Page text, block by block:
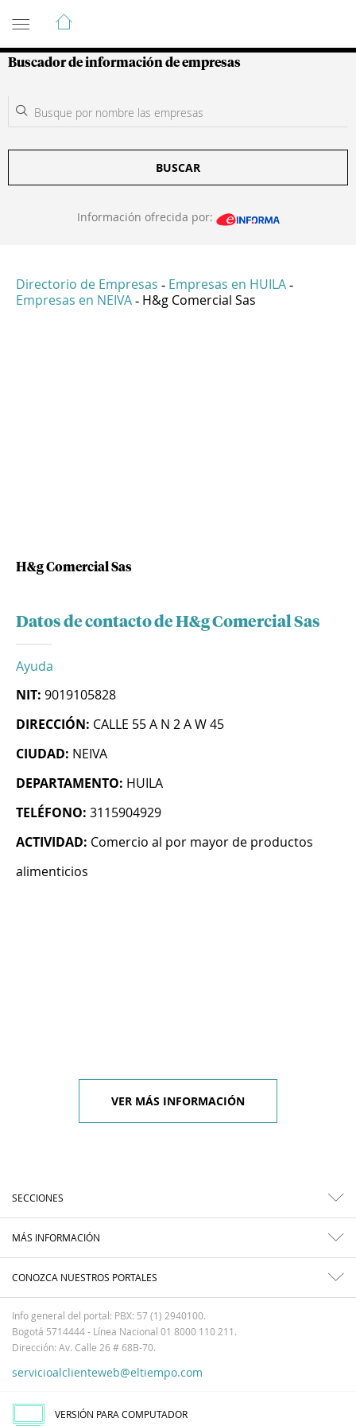
Guía de Empresas Colombianas
Buscador de información de empresas
BUSCAR
Información ofrecida por:
Directorio de Empresas - Empresas en HUILA -
Empresas en NEIVA - H&g Comercial Sas
H&g Comercial Sas
Datos de contacto de H&g Comercial Sas
Ayuda
NIT: 9019105828
DIRECCIÓN: CALLE 55 A N 2 A W 45
CIUDAD: NEIVA
DEPARTAMENTO: HUILA
TELÉFONO: 3115904929
ACTIVIDAD: Comercio al por mayor de productos
alimenticios
VER MÁS INFORMACIÓN
SECCIONES
MÁS INFORMACIÓN
CONOZCA NUESTROS PORTALES
Info general del portal: PBX: 57 (1) 2940100.
Bogotá 5714444 - Línea Nacional 01 8000 110 211.
Dirección: Av. Calle 26 # 68B-70.
servicioalclienteweb@eltiempo.com
VERSIÓN PARA COMPUTADOR